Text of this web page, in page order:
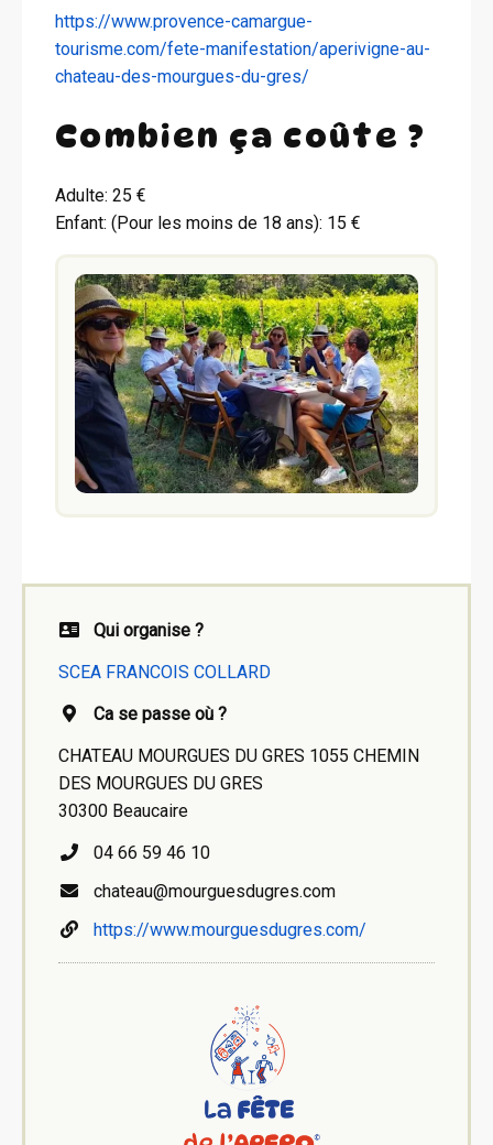
https://www.provence-camargue-
tourisme.com/fete-manifestation/aperivigne-au-
chateau-des-mourgues-du-gres/
Combien ça coûte ?
Adulte: 25 €
Enfant: (Pour les moins de 18 ans): 15 €
Qui organise ?
SCEA FRANCOIS COLLARD
Ca se passe où ?
CHATEAU MOURGUES DU GRES 1055 CHEMIN
DES MOURGUES DU GRES
30300 Beaucaire
04 66 59 46 10
chateau@mourguesdugres.com
https://www.mourguesdugres.com/